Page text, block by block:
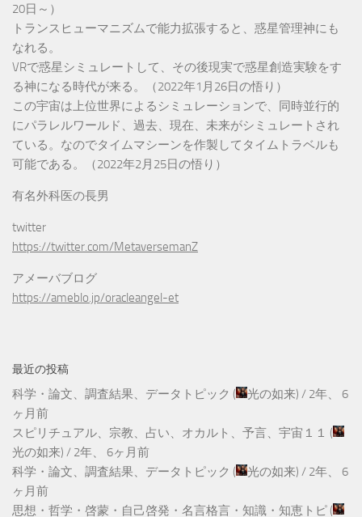
20日～）
トランスヒューマニズムで能力拡張すると、惑星管理神にも
なれる。
VRで惑星シミュレートして、その後現実で惑星創造実験をす
る神になる時代が来る。（2022年1月26日の悟り）
この宇宙は上位世界によるシミュレーションで、同時並行的
にパラレルワールド、過去、現在、未来がシミュレートされ
ている。なのでタイムマシーンを作製してタイムトラベルも
可能である。（2022年2月25日の悟り）
有名外科医の長男
twitter
https://twitter.com/MetaversemanZ
アメーバブログ
https://ameblo.jp/oracleangel-et
最近の投稿
科学・論文、調査結果、データトピック ( 光の如来) / 2年、 6
ヶ月前
スピリチュアル、宗教、占い、オカルト、予言、宇宙１１ (
光の如来) / 2年、 6ヶ月前
科学・論文、調査結果、データトピック ( 光の如来) / 2年、 6
ヶ月前
思想・哲学・啓蒙・自己啓発・名言格言・知識・知恵トピ (